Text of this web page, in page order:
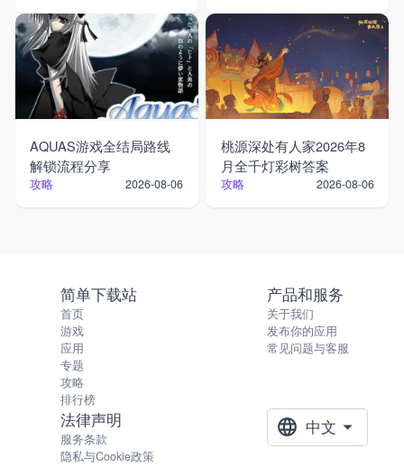
AQUAS游戏全结局路线
解锁流程分享
攻略 2026-08-06
桃源深处有人家2026年8
月全千灯彩树答案
攻略 2026-08-06
简单下载站
首页
游戏
应用
专题
攻略
排行榜
产品和服务
关于我们
发布你的应用
常见问题与客服
法律声明
服务条款
隐私与Cookie政策
中文